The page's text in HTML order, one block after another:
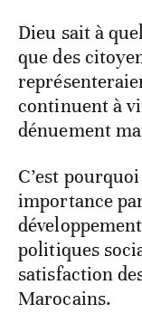
Dieu sait à
que des
continuent à
dénuement
C’est
importance
politiques
satisfaction
Marocains.